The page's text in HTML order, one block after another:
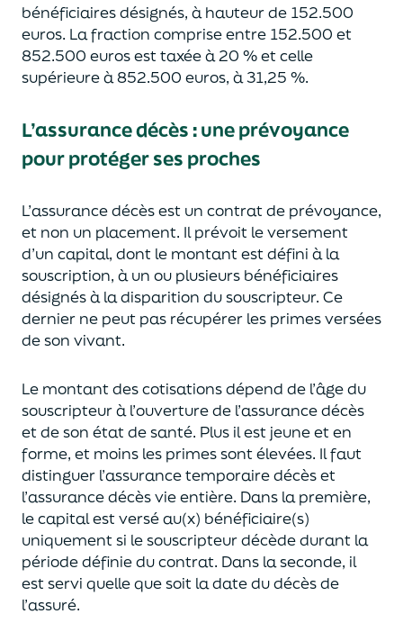
bénéficiaires désignés, à hauteur de 152.500
euros. La fraction comprise entre 152.500 et
852.500 eurosest taxée à 20 % et celle
supérieure à 852.500 euros, à 31,25 %.
L’assurance décès :une prévoyance
pour protéger ses proches
L’assurance décès est un contrat de prévoyance,
et non un placement. Il prévoit le versement
d’un capital, dont le montant est défini à la
souscription, à un ou plusieurs bénéficiaires
désignés à la disparition du souscripteur. Ce
dernier ne peut pas récupérer les primes versées
de son vivant.
Le montant des cotisations dépend de l’âgedu
souscripteur à l’ouverture de l’assurance décès
et de son état de santé. Plus il est jeuneet en
forme, et moins les primes sont élevées. Il faut
distinguer l’assurance temporaire décès et
l’assurancedécèsvie entière. Dans la première,
le capital estversé au(x) bénéficiaire(s)
uniquementsi le souscripteur décède durant la
période définie du contrat. Dans la seconde, il
est servi quelle que soit la date du décès de
l’assuré.